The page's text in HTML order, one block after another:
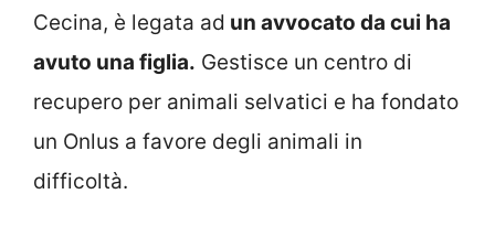
Cecina, è legata ad un avvocato da cui ha
avuto una figlia. Gestisce un centro di
recupero per animali selvatici e ha fondato
un Onlus a favore degli animali in
difficoltà.